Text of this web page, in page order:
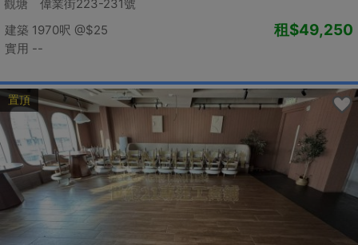
觀塘 偉業街223-231號
建築 1970呎 @$25
實用 --
租$49,250
置頂